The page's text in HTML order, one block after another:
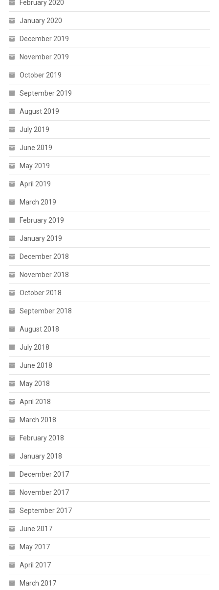
February 2020
January 2020
December 2019
November 2019
October 2019
September 2019
August 2019
July 2019
June 2019
May 2019
April 2019
March 2019
February 2019
January 2019
December 2018
November 2018
October 2018
September 2018
August 2018
July 2018
June 2018
May 2018
April 2018
March 2018
February 2018
January 2018
December 2017
November 2017
September 2017
June 2017
May 2017
April 2017
March 2017